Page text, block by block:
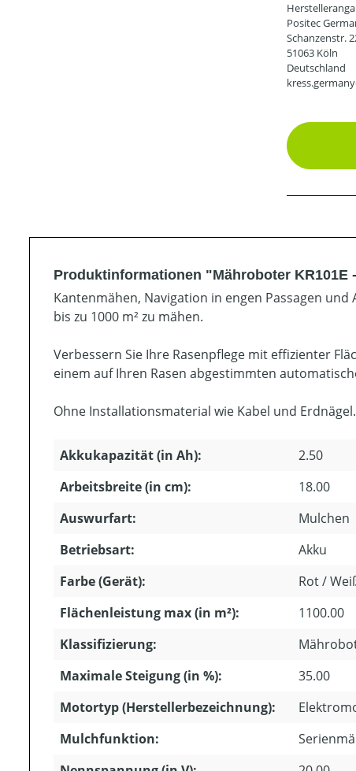
Positec
Schanzenstr.
51063 Köln
Deutschland
Produktinformationen "Mähroboter KR101E
Kantenmähen, Navigation in engen Passagen und
bis zu 1000 m² zu mähen.
Verbessern Sie Ihre Rasenpflege mit effizienter
einem auf Ihren Rasen abgestimmten
Ohne Installationsmaterial wie Kabel und Erdnägel.
Akkukapazität (in Ah):
2.50
Arbeitsbreite (in cm):
18.00
Auswurfart:
Mulchen
Betriebsart:
Akku
Farbe (Gerät):
Rot /
Flächenleistung max (in m²):
1100.00
Klassifizierung:
Maximale Steigung (in %):
35.00
Motortyp (Herstellerbezeichnung):
Mulchfunktion: